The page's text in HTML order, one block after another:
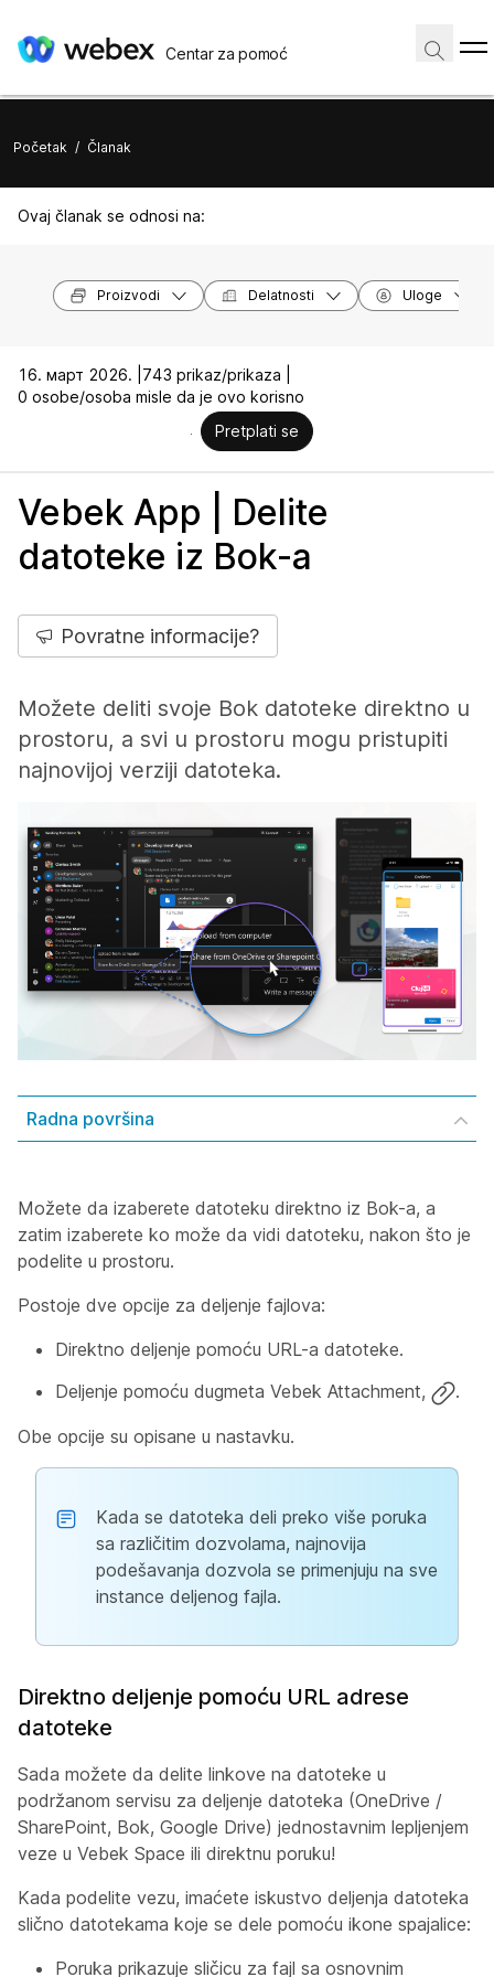
Centar za pomoć
Početak / Članak
Ovaj članak se odnosi na:
Proizvodi Delatnosti Uloge
16. март 2026. | 743 prikaz/prikaza |
0 osobe/osoba misle da je ovo korisno
Pretplati se
Vebek App | Delite
datoteke iz Bok-a
Povratne informacije?
Možete deliti svoje Bok datoteke direktno u
prostoru, a svi u prostoru mogu pristupiti
najnovijoj verziji datoteka.
Radna površina
Možete da izaberete datoteku direktno iz Bok-a, a
zatim izaberete ko može da vidi datoteku, nakon što je
podelite u prostoru.
Postoje dve opcije za deljenje fajlova:
Direktno deljenje pomoću URL-a datoteke.
Deljenje pomoću dugmeta Vebek Attachment,
.
Obe opcije su opisane u nastavku.
Kada se datoteka deli preko više poruka
sa različitim dozvolama, najnovija
podešavanja dozvola se primenjuju na sve
instance deljenog fajla.
Direktno deljenje pomoću URL adrese
datoteke
Sada možete da delite linkove na datoteke u
podržanom servisu za deljenje datoteka (OneDrive /
SharePoint, Bok, Google Drive) jednostavnim lepljenjem
veze u Vebek Space ili direktnu poruku!
Kada podelite vezu, imaćete iskustvo deljenja datoteka
slično datotekama koje se dele pomoću ikone spajalice:
Poruka prikazuje sličicu za fajl sa osnovnim